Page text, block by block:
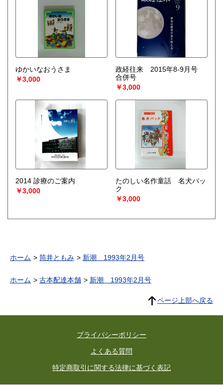
ゆかいなおうさま
￥3,000
政経往来 2015年8-9月号
合併号
￥3,000
2014 診療のご案内
￥3,000
たのしい名作童話 名犬バッ
ク
￥3,000
ホーム 筒井ともみ 新潮 1993年2月号
ホーム 古本配達本舗 新潮 1993年2月号
ページ上部へ戻る
プライバシーポリシー
よくある質問
特定商取引に関する法律に基づく表記